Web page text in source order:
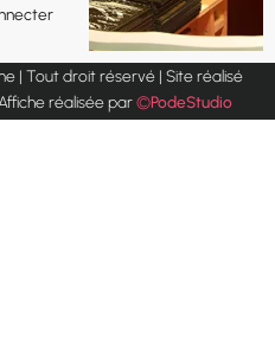
| Tout droit réservé | Site réalisé
réalisée par ©PodeStudio